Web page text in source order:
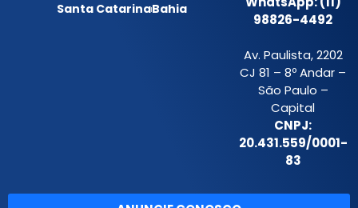
Santa CatarinaBahia
98826-4492
Av. Paulista, 2202
CJ 81 – 8º Andar –
São Paulo –
Capital
CNPJ:
20.431.559/0001-
83